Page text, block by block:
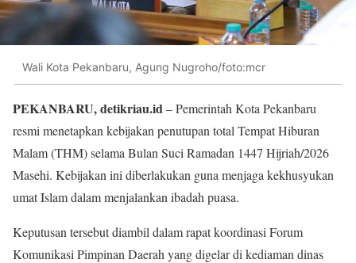
Wali Kota Pekanbaru, Agung Nugroho/foto:mcr
PEKANBARU, detikriau.id– Pemerintah Kota Pekanbaru
resmi menetapkan kebijakan penutupan total Tempat Hiburan
Malam (THM) selama Bulan Suci Ramadan 1447 Hijriah/2026
Masehi. Kebijakan ini diberlakukan guna menjaga kekhusyukan
umat Islam dalam menjalankan ibadah puasa.
Keputusan tersebut diambil dalam rapat koordinasi Forum
Komunikasi Pimpinan Daerah yang digelar di kediaman dinas